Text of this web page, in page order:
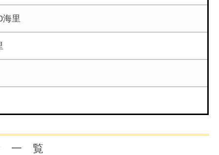
里
一 覧